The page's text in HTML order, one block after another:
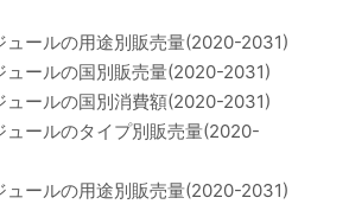
ュールの用途別販売量(2020-2031)
ュールの国別販売量(2020-2031)
ュールの国別消費額(2020-2031)
ュールのタイプ別販売量(2020-
ュールの用途別販売量(2020-2031)